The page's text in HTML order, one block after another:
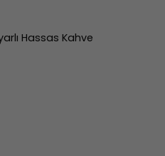
Hassas Kahve